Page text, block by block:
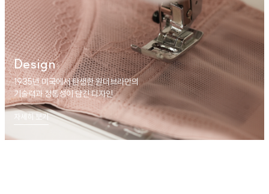
Design
1935년 미국에서 탄생한 원더브라만의
기술력과 정통성이 담긴 디자인
자세히 보기